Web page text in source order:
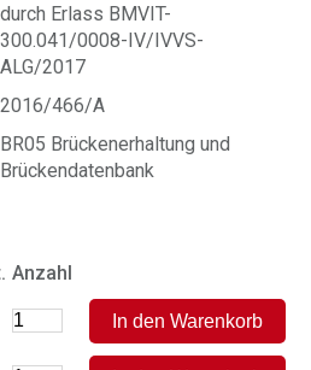
durch Erlass BMVIT-
300.041/0008-IV/IVVS-
ALG/2017
2016/466/A
BR05 Brückenerhaltung und
Brückendatenbank
Anzahl